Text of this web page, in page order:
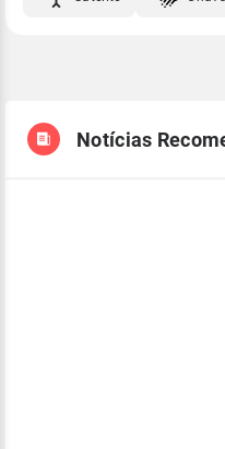
Notícias